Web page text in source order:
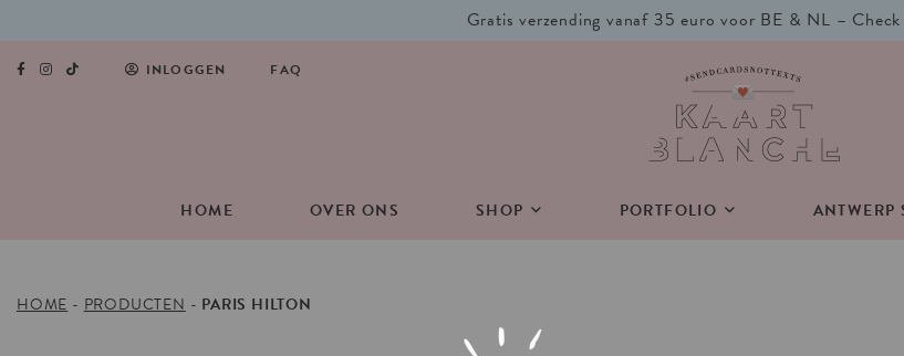
Gratis verzending vanaf 35 euro voor BE & NL –
INLOGGEN FAQ
HOME OVER ONS SHOP PORTFOLIO ANTWERP
HOME - PRODUCTEN - PARIS HILTON